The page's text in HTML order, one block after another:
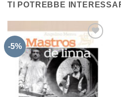
TI POTREBBE
-5%
Aggiungi
alla lista
dei
desideri